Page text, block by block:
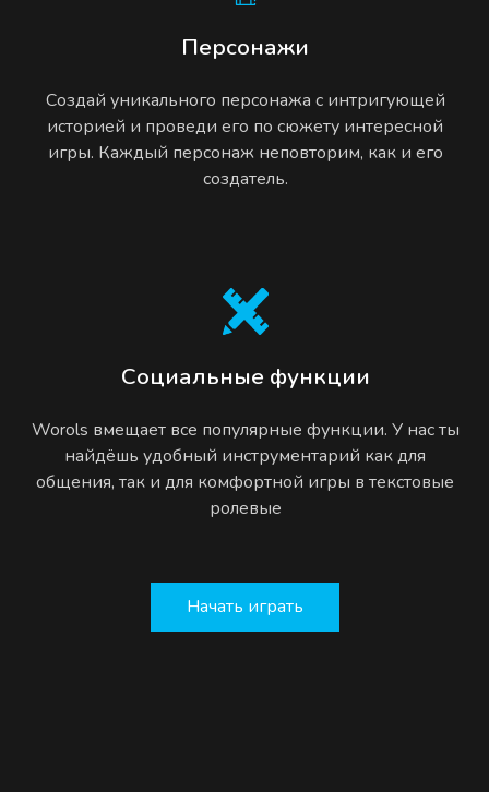
Персонажи
Создай уникального персонажа с интригующей
историей и проведи его по сюжету интересной
игры. Каждый персонаж неповторим, как и его
создатель.
Социальные функции
Worols вмещает все популярные функции. У нас ты
найдёшь удобный инструментарий как для
общения, так и для комфортной игры в текстовые
ролевые
Начать играть